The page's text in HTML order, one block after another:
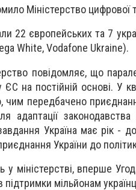
Міністерство цифрової
22 європейських та 7
White, Vodafone Ukraine).
повідомляє, що
ЄС на постійній основі. У
чим передбачено
адаптації
Україна має рік -
України до
у міністерстві, вперше
підтримки мільйонам